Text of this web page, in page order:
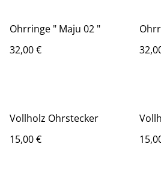
Ohrringe " Maju 02 "
32,00 €
Vollholz Ohrstecker
15,00 €